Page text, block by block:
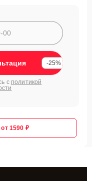
-25%
с политикой
от 1590 ₽